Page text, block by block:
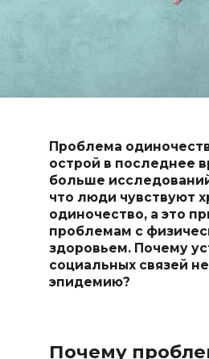
Проблема
острой в последнее
больше
что люди чувствуют
одиночество, а это
проблемам с
здоровьем. Почему
социальных связей
эпидемию?
Почему